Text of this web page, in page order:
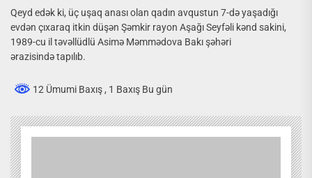
Qeyd edək ki, üç uşaq anası olan qadın avqustun 7-də yaşadığı
evdən çıxaraq itkin düşən Şəmkir rayon Aşağı Seyfəli kənd sakini,
1989-cu il təvəllüdlü Asimə Məmmədova Bakı şəhəri
ərazisindətapılıb.
12 Ümumi Baxış, 1 Baxış Bu gün